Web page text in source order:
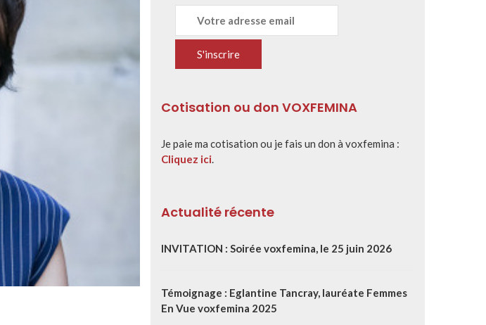
Cotisation ou don VOXFEMINA
Je paie ma cotisation ou je fais un don à voxfemina :
Cliquez ici.
Actualité récente
INVITATION : Soirée voxfemina, le 25 juin 2026
Témoignage : Eglantine Tancray, lauréate Femmes
En Vue voxfemina 2025